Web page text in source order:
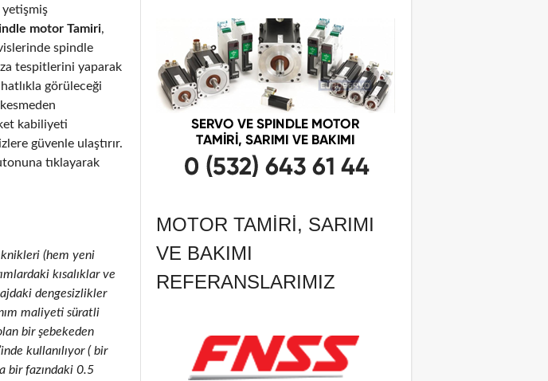
motor Tamiri,
spindle
tespitlerini yaparak
görüleceği
kesmeden
kabiliyeti
güvenle ulaştırır.
tıklayarak
(hem yeni
kısalıklar ve
dengesizlikler
maliyeti süratli
bir şebekeden
kullanılıyor ( bir
bir fazındaki 0.5
MOTOR TAMIRI, SARIMI
VE BAKIMI
REFERANSLARIMIZ